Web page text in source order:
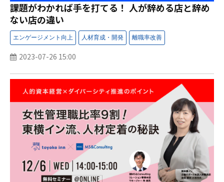
課題がわかれば手を打てる！ 人が辞める店と辞め
ない店の違い
2023-07-26 15:00